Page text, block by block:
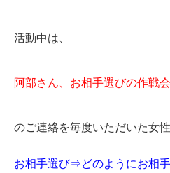
活動中は、
阿部さん、お相手選びの作戦
のご連絡を毎度いただいた女
お相手選び⇒どのようにお